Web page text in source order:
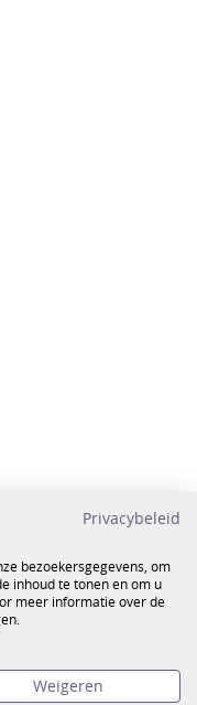
Privacybeleid
bezoekersgegevens, om
inhoud te tonen en om u
meer informatie over de
Weigeren